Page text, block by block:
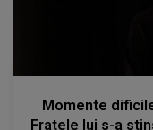
Momente
Fratele lui s-a